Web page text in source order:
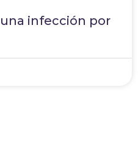
infección por